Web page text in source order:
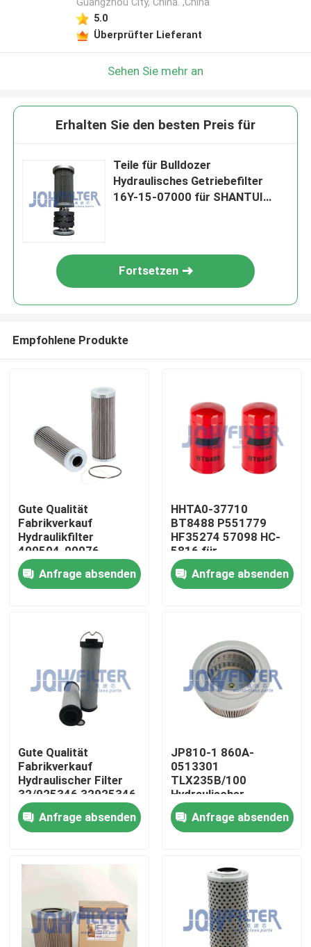
Zu Hause
Produkte
Über uns
Werksbesichtigung
Qualitätskontrolle
Kontakt mit uns
Bagger Air Filter
5.0
Überprüfter Lieferant
Sehen Sie mehr an
Erhalten Sie den besten Preis für
Teile für Bulldozer
Hydraulisches Getriebefilter
16Y-15-07000 für SHANTUI
Fortsetzen
Empfohlene Produkte
Gute Qualität
Fabrikverkauf
Hydraulikfilter
400504-00076
Anfrage absenden
HHTA0-37710
BT8488 P551779
HF35274 57098 HC-
5816 für
Schwergeräte
Hydraulikölfilter
Anfrage absenden
Gute Qualität
Fabrikverkauf
Hydraulischer Filter
32/925346 32925346
32/910100
32/913500 14375005
P564859
Anfrage absenden
JP810-1 860A-
0513301
TLX235B/100
Hydraulischer
Saugfilter für Bagger
Yc50 Yc60 Yc65 Yc85
Anfrage absenden